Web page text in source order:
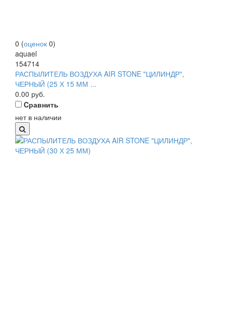
0 (оценок 0)
aquael
154714
РАСПЫЛИТЕЛЬ ВОЗДУХА AIR STONE "ЦИЛИНДР",
ЧЕРНЫЙ (25 Х 15 ММ ...
0.00 руб.
Cравнить
нет в наличии